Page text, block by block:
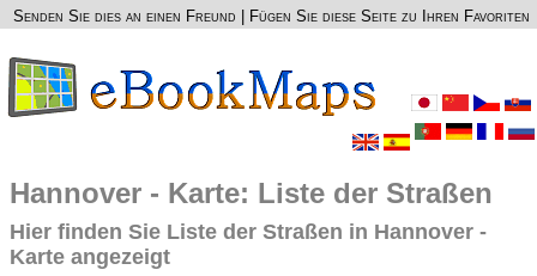
Senden Sie dies an einen Freund Fügen Sie diese Seite zu Ihren Favoriten
Hannover - Karte: Liste der Straßen
Hier finden Sie Liste der Straßen in Hannover -
Karte angezeigt